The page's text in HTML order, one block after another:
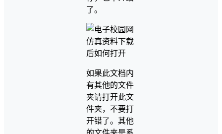
了。
如果此文档内
有其他的文件
夹请打开此文
件夹，不要打
开错了。其他